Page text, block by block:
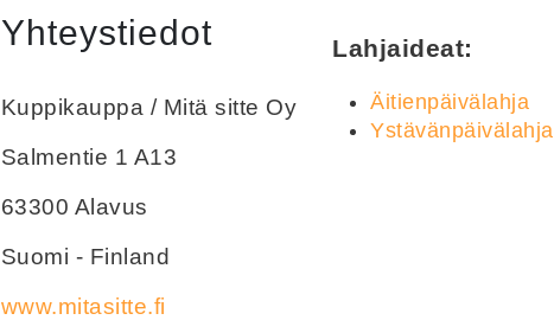
Yhteystiedot
Kuppikauppa / Mitä sitte Oy
Salmentie 1 A13
63300 Alavus
Suomi - Finland
www.mitasitte.fi
Lahjaideat:
Äitienpäivälahja
Ystävänpäivälahja